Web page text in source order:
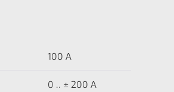
100 A
0 .. ± 200 А